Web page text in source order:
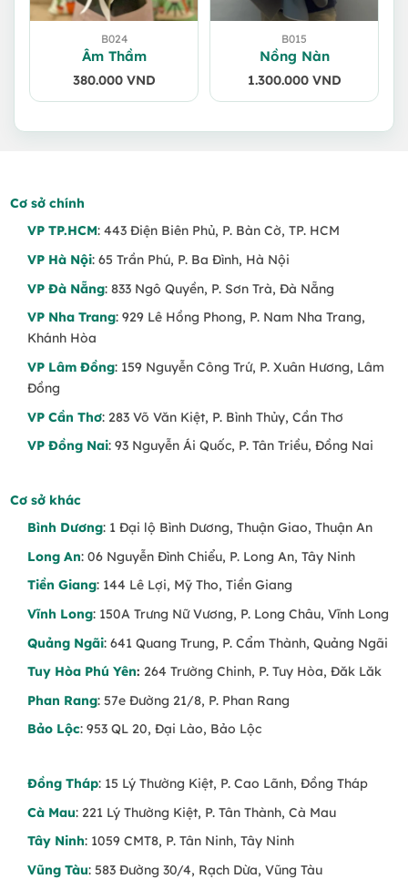
B024
Âm Thầm
380.000 VND
B015
Nồng Nàn
1.300.000 VND
Cơ sở chính
VP TP.HCM: 443 Điện Biên Phủ, P. Bàn Cờ, TP. HCM
VP Hà Nội: 65 Trần Phú, P. Ba Đình, Hà Nội
VP Đà Nẵng: 833 Ngô Quyền, P. Sơn Trà, Đà Nẵng
VP Nha Trang: 929 Lê Hồng Phong, P. Nam Nha Trang,
Khánh Hòa
VP Lâm Đồng: 159 Nguyễn Công Trứ, P. Xuân Hương, Lâm
Đồng
VP Cần Thơ: 283 Võ Văn Kiệt, P. Bình Thủy, Cần Thơ
VP Đồng Nai: 93 Nguyễn Ái Quốc, P. Tân Triều, Đồng Nai
Cơ sở khác
Bình Dương: 1 Đại lộ Bình Dương, Thuận Giao, Thuận An
Long An: 06 Nguyễn Đình Chiểu, P. Long An, Tây Ninh
Tiền Giang: 144 Lê Lợi, Mỹ Tho, Tiền Giang
Vĩnh Long: 150A Trưng Nữ Vương, P. Long Châu, Vĩnh Long
Quảng Ngãi: 641 Quang Trung, P. Cẩm Thành, Quảng Ngãi
Tuy Hòa Phú Yên: 264 Trường Chinh, P. Tuy Hòa, Đăk Lăk
Phan Rang: 57e Đường 21/8, P. Phan Rang
Bảo Lộc: 953 QL 20, Đại Lào, Bảo Lộc
Đồng Tháp: 15 Lý Thường Kiệt, P. Cao Lãnh, Đồng Tháp
Cà Mau: 221 Lý Thường Kiệt, P. Tân Thành, Cà Mau
Tây Ninh: 1059 CMT8, P. Tân Ninh, Tây Ninh
Vũng Tàu: 583 Đường 30/4, Rạch Dừa, Vũng Tàu